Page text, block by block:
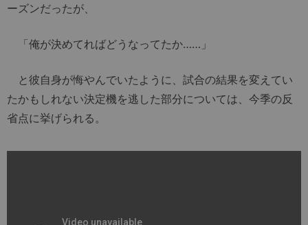
ーズンだったが、
「俺が決めてればどうなってたか……」
と彼自身が悔やんでいたように、試合の結果を変えてい
たかもしれない決定機を逃した部分については、今季の反
省点に挙げられる。